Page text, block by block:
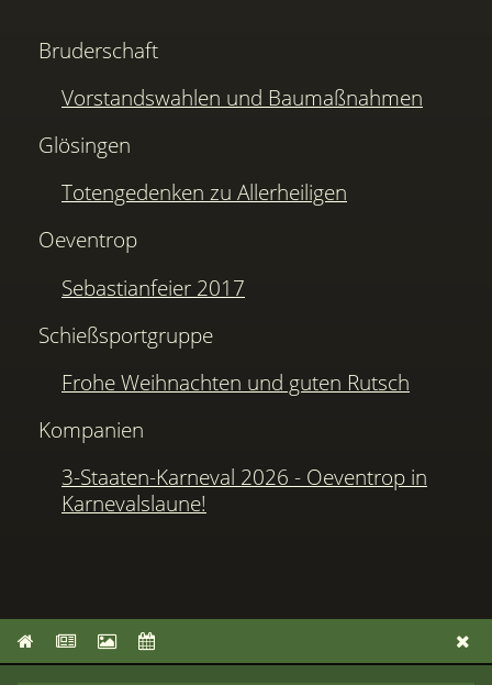
Bruderschaft
Vorstandswahlen und Baumaßnahmen
Glösingen
Totengedenken zu Allerheiligen
Oeventrop
Sebastianfeier 2017
Schießsportgruppe
Frohe Weihnachten und guten Rutsch
Kompanien
3-Staaten-Karneval 2026 - Oeventrop in
Karnevalslaune!